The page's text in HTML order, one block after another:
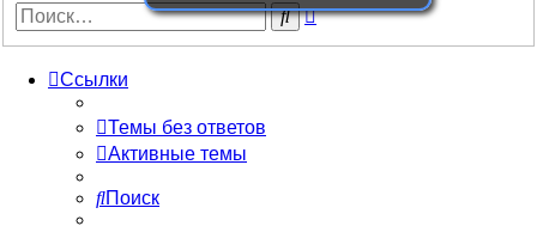
ПоискРасширенный
Ссылки
Темы без ответов
Активные темы
Поиск